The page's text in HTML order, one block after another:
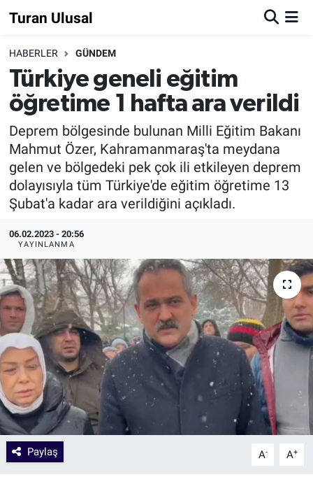
Turan Ulusal
HABERLER GÜNDEM
Türkiye geneli eğitim
öğretime 1 hafta ara verildi
Deprem bölgesinde bulunan Milli Eğitim Bakanı
Mahmut Özer, Kahramanmaraş'ta meydana
gelen ve bölgedeki pek çok ili etkileyen deprem
dolayısıyla tüm Türkiye'de eğitim öğretime 13
Şubat'a kadar ara verildiğini açıkladı.
06.02.2023 - 20:56
YAYINLANMA
Paylaş A- A+